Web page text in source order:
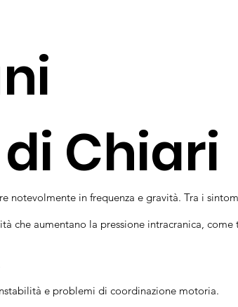
Chiari
notevolmente in frequenza e gravità. Tra i
che aumentano la pressione intracranica, come
e problemi di coordinazione motoria.